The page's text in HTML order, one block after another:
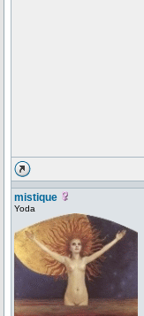
mistique
Yoda